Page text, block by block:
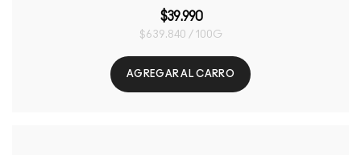
$39.990
$639.840 / 100G
AGREGAR AL CARRO